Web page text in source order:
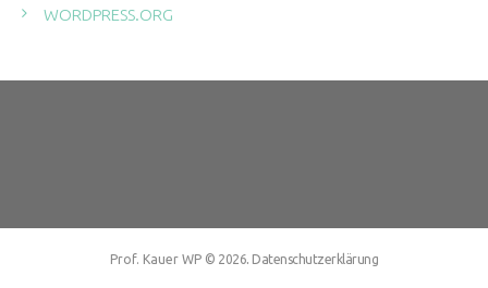
WORDPRESS.ORG
Prof. Kauer WP © 2026. Datenschutzerklärung